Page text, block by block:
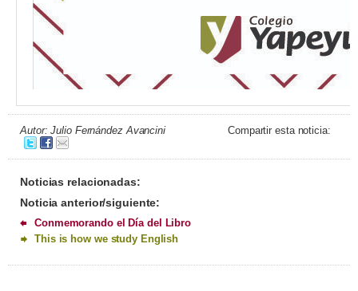
Autor: Julio Fernández Avancini Compartir esta noticia:
Noticias relacionadas:
Noticia anterior/siguiente:
Conmemorando el Día del Libro
This is how we study English